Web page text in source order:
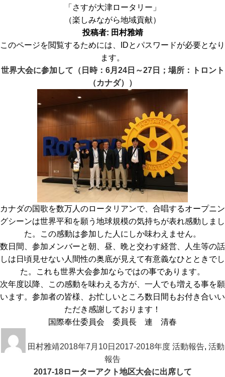
「さすが大津ロータリー」
（楽しみながら地域貢献）
投稿者: 田村雅靖
このページを閲覧するためには、IDとパスワードが必要となり
ます。
世界大会に参加して（日時：6月24日～27日；場所：トロント
（カナダ））
カナダの国歌を数万人のロータリアンで、合唱するオープニン
グシーンは世界平和を願う地球規模の気持ちが表れ感動しまし
た。この感動は参加した人にしか味わえません。
数日間、参加メンバーと朝、昼、晩と交わす経営、人生等の話
しは日頃見せない人間性の奥底が見えて有意義なひとときでし
た。これも世界大会参加ならではの事であります。
次年度以降、この感動を味わえる方が、一人でも増える事を願
います。参加者の皆様、お忙しいところ数日間もお付き合いい
ただき感謝しております！
国際奉仕委員会 委員長 連 清春
稿
田村雅靖稿
2018年7月10日 テ
ゴ
リ
2017-2018年度 活動報告, 活動
報告
2017-18ローターアクト地区大会に出席して